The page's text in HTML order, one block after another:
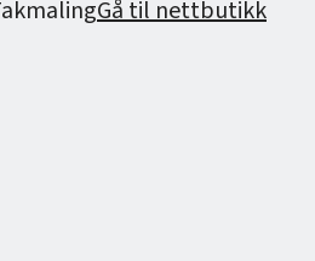
Gå til nettbutikk